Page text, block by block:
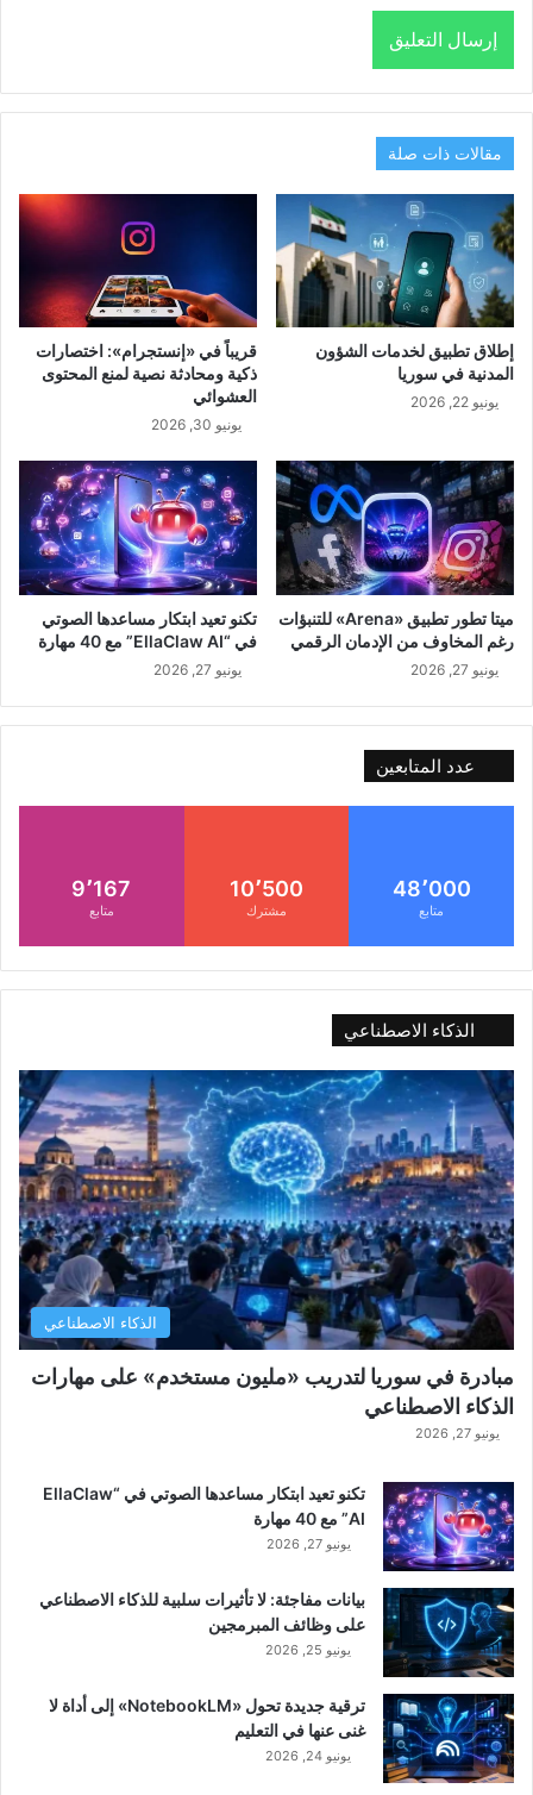
مقالات ذات صلة
إطلاق تطبيق لخدمات الشؤون
المدنية في سوريا
يونيو 22, 2026
قريباً في «إنستجرام»: اختصارات
ذكية ومحادثة نصية لمنع المحتوى
العشوائي
يونيو 30, 2026
ميتا تطور تطبيق «Arena» للتنبؤات
رغم المخاوف من الإدمان الرقمي
يونيو 27, 2026
تكنو تعيد ابتكار مساعدها الصوتي
في “EllaClaw AI” مع 40 مهارة
يونيو 27, 2026
عدد المتابعين
48٬000
متابع
10٬500
مشترك
9٬167
متابع
الذكاء الاصطناعي
الذكاء الاصطناعي
مبادرة في سوريا لتدريب «مليون مستخدم» على مهارات
الذكاء الاصطناعي
يونيو 27, 2026
تكنو تعيد ابتكار مساعدها الصوتي في “EllaClaw
AI” مع 40 مهارة
يونيو 27, 2026
بيانات مفاجئة: لا تأثيرات سلبية للذكاء الاصطناعي
على وظائف المبرمجين
يونيو 25, 2026
ترقية جديدة تحول «NotebookLM» إلى أداة لا
غنى عنها في التعليم
يونيو 24, 2026